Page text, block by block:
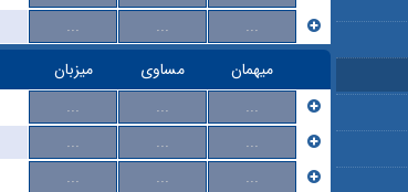
... ...
...
میزبان مساوی
میهمان
... ...
...
... ...
...
... ...
...